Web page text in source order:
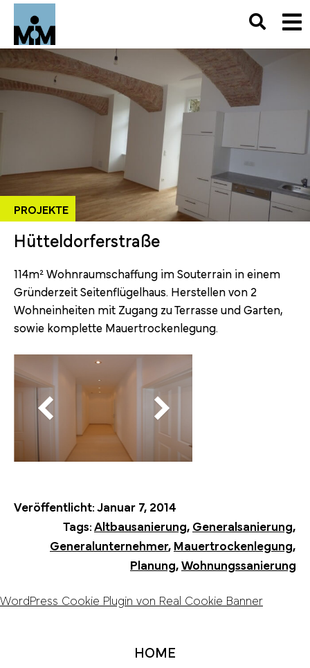
PROJEKTE
Hütteldorferstraße
114m² Wohnraumschaffung im Souterrain in einem
Gründerzeit Seitenflügelhaus. Herstellen von 2
Wohneinheiten mit Zugang zu Terrasse und Garten,
sowie komplette Mauertrockenlegung.
Veröffentlicht:Januar 7, 2014
Tags:Altbausanierung,Generalsanierung,
Generalunternehmer,Mauertrockenlegung,
Planung,Wohnungssanierung
WordPress Cookie Plugin von Real Cookie Banner
HOME